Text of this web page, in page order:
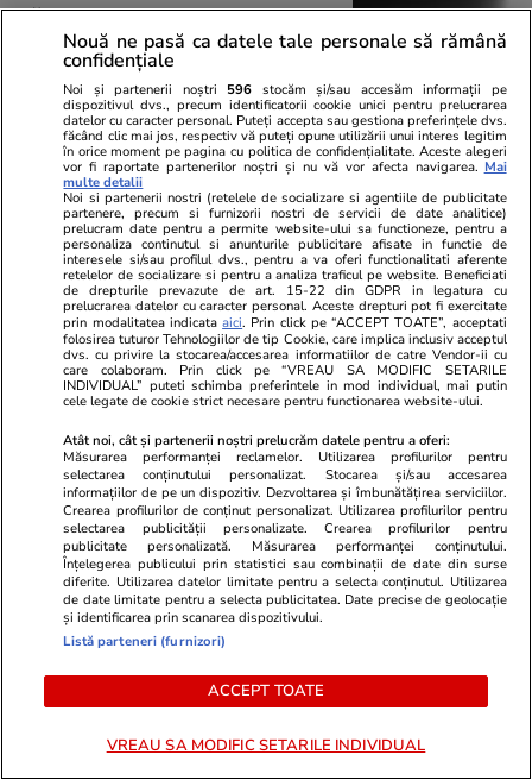
găsiți morți, pe fundul unei
crevase din Masivul Gran
Paradiso, în Alpii italieni
Știri România 13 iul.
Camere cu mucegai, piscine
periculoase și mâncare
expirată. Comisarii ANPC au dat
amenzi uriașe pe litoral în plin
sezon estival
Exclusiv
Raul Cârstocea, istoric
specializat în antisemitism:
„Luptătorii din rezistența din
munți, parașutați în România,
aveau conexiuni legionare sau
chiar SS”
Nouă ne pasă ca datele tale personale să rămână
confidențiale
Noi și partenerii noștri 596 stocăm și/sau accesăm informații pe
dispozitivul dvs., precum identificatorii cookie unici pentru prelucrarea
datelor cu caracter personal. Puteți accepta sau gestiona preferințele dvs.
făcând clic mai jos, respectiv vă puteți opune utilizării unui interes legitim
în orice moment pe pagina cu politica de confidențialitate. Aceste alegeri
vor fi raportate partenerilor noștri și nu vă vor afecta navigarea. Mai
multe detalii
Noi si partenerii nostri (retelele de socializare si agentiile de publicitate
partenere, precum si furnizorii nostri de servicii de date analitice)
prelucram date pentru a permite website-ului sa functioneze, pentru a
personaliza continutul si anunturile publicitare afisate in functie de
interesele si/sau profilul dvs., pentru a va oferi functionalitati aferente
retelelor de socializare si pentru a analiza traficul pe website. Beneficiati
de drepturile prevazute de art. 15-22 din GDPR in legatura cu
prelucrarea datelor cu caracter personal. Aceste drepturi pot fi exercitate
prin modalitatea indicataaici. Prin click pe “ACCEPT TOATE”, acceptati
folosirea tuturor Tehnologiilor de tip Cookie, care implica inclusiv acceptul
dvs. cu privire la stocarea/accesarea informatiilor de catre Vendor-ii cu
care colaboram. Prin click pe “VREAU SA MODIFIC SETARILE
INDIVIDUAL” puteti schimba preferintele in mod individual, mai putin
cele legate de cookie strict necesare pentru functionarea website-ului.
Atât noi, cât și partenerii noștri prelucrăm datele pentru a oferi:
Măsurarea performanței reclamelor. Utilizarea profilurilor pentru
selectarea conținutului personalizat. Stocarea și/sau accesarea
informațiilor de pe un dispozitiv. Dezvoltarea și îmbunătățirea serviciilor.
Crearea profilurilor de conținut personalizat. Utilizarea profilurilor pentru
selectarea publicității personalizate. Crearea profilurilor pentru
publicitate personalizată. Măsurarea performanței conținutului.
Înțelegerea publicului prin statistici sau combinații de date din surse
diferite. Utilizarea datelor limitate pentru a selecta conținutul. Utilizarea
de date limitate pentru a selecta publicitatea. Date precise de geolocație
și identificarea prin scanarea dispozitivului.
Listă parteneri (furnizori)
ACCEPT TOATE
VREAU SA MODIFIC SETARILE INDIVIDUAL